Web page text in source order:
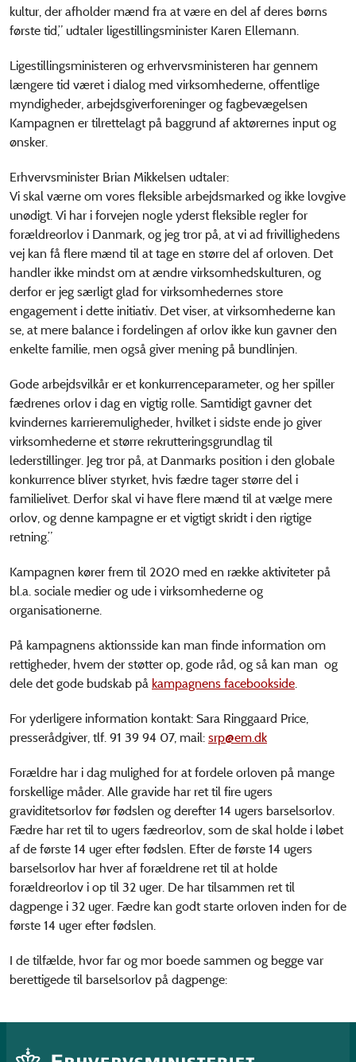
kultur, der afholder mænd fra at være en del af deres børns
første tid,” udtaler ligestillingsminister Karen Ellemann.
Ligestillingsministeren og erhvervsministeren har gennem
længere tid været i dialog med virksomhederne, offentlige
myndigheder, arbejdsgiverforeninger og fagbevægelsen
Kampagnen er tilrettelagt på baggrund af aktørernes input og
ønsker.
Erhvervsminister Brian Mikkelsen udtaler:
Vi skal værne om vores fleksible arbejdsmarked og ikke lovgive
unødigt. Vi har i forvejen nogle yderst fleksible regler for
forældreorlov i Danmark, og jeg tror på, at vi ad frivillighedens
vej kan få flere mænd til at tage en større del af orloven. Det
handler ikke mindst om at ændre virksomhedskulturen, og
derfor er jeg særligt glad for virksomhedernes store
engagement i dette initiativ. Det viser, at virksomhederne kan
se, at mere balance i fordelingen af orlov ikke kun gavner den
enkelte familie, men også giver mening på bundlinjen.
Gode arbejdsvilkår er et konkurrenceparameter, og her spiller
fædrenes orlov i dag en vigtig rolle. Samtidigt gavner det
kvindernes karrieremuligheder, hvilket i sidste ende jo giver
virksomhederne et større rekrutteringsgrundlag til
lederstillinger. Jeg tror på, at Danmarks position i den globale
konkurrence bliver styrket, hvis fædre tager større del i
familielivet. Derfor skal vi have flere mænd til at vælge mere
orlov, og denne kampagne er et vigtigt skridt i den rigtige
retning.”
Kampagnen kører frem til 2020 med en række aktiviteter på
bl.a. sociale medier og ude i virksomhederne og
organisationerne.
På kampagnens aktionsside kan man finde information om
rettigheder, hvem der støtter op, gode råd, og så kan man og
dele det gode budskab på kampagnens facebookside.
For yderligere information kontakt: Sara Ringgaard Price,
presserådgiver, tlf. 91 39 94 07, mail: srp@em.dk
Forældre har i dag mulighed for at fordele orloven på mange
forskellige måder. Alle gravide har ret til fire ugers
graviditetsorlov før fødslen og derefter 14 ugers barselsorlov.
Fædre har ret til to ugers fædreorlov, som de skal holde i løbet
af de første 14 uger efter fødslen. Efter de første 14 ugers
barselsorlov har hver af forældrene ret til at holde
forældreorlov i op til 32 uger. De har tilsammen ret til
dagpenge i 32 uger. Fædre kan godt starte orloven inden for de
første 14 uger efter fødslen.
I de tilfælde, hvor far og mor boede sammen og begge var
berettigede til barselsorlov på dagpenge: